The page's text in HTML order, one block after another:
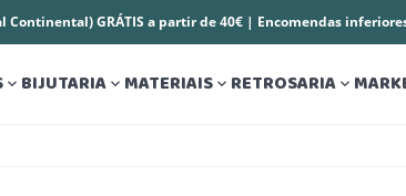
Continental) GRÁTIS a partir de 40€ | Encomendas
 BIJUTARIA MATERIAIS RETROSARIA